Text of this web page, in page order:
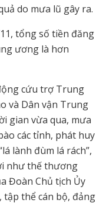
do mưa lũ gây ra.
tổng số tiền đăng
ương là hơn
cứu trợ Trung
và Dân vận Trung
gian vừa qua, mưa
các tỉnh, phát huy
lành đùm lá rách”,
như thế thương
Đoàn Chủ tịch Ủy
thể cán bộ, đảng